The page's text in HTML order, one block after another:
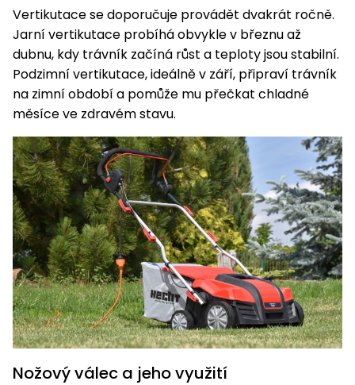
Rozmetadla
a posypové
vozíky
Zametací
stroje
frézy
Sněhová
hrabla,
škrabky
na led
Příslušenství
Topidla
Navijáky
a kladky
Vertikutace se doporučuje provádět dvakrát ročně.
Jarní vertikutace probíhá obvykle v březnu až
dubnu, kdy trávník začíná růst a teploty jsou stabilní.
Podzimní vertikutace, ideálně v září, připraví trávník
na zimní období a pomůže mu přečkat chladné
měsíce ve zdravém stavu.
Nožový válec a jeho využití